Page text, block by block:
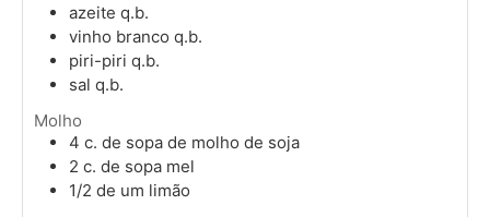
azeite q.b.
vinho branco q.b.
piri-piri q.b.
sal q.b.
Molho
4 c. de sopa de molho de soja
2 c. de sopa mel
1/2 de um limão